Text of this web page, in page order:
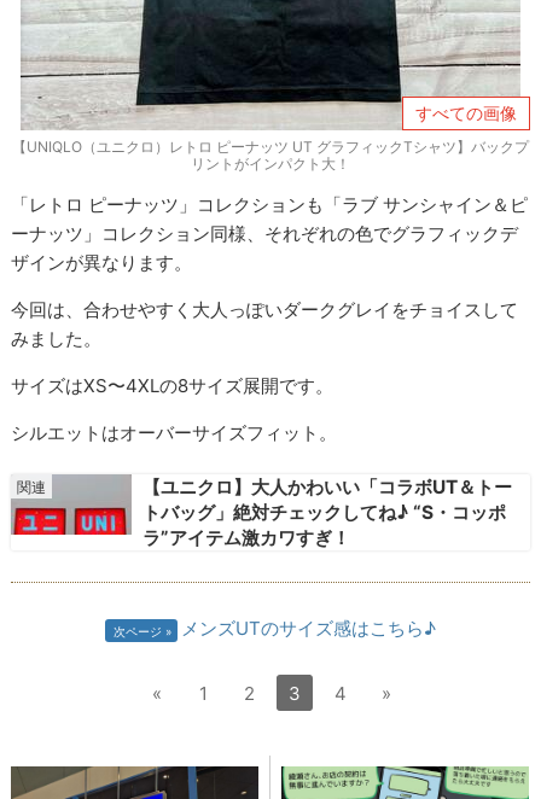
すべての画像
【UNIQLO（ユニクロ）レトロ ピーナッツ UT グラフィックTシャツ】バックプ
リントがインパクト大！
「レトロ ピーナッツ」コレクションも「ラブ サンシャイン＆ピ
ーナッツ」コレクション同様、それぞれの色でグラフィックデ
ザインが異なります。
今回は、合わせやすく大人っぽいダークグレイをチョイスして
みました。
サイズはXS〜4XLの8サイズ展開です。
シルエットはオーバーサイズフィット。
【ユニクロ】大人かわいい「コラボUT＆トー
トバッグ」絶対チェックしてね♪ “S・コッポ
ラ”アイテム激カワすぎ！
次ページ メンズUTのサイズ感はこちら♪
« 1 2 3 4 »